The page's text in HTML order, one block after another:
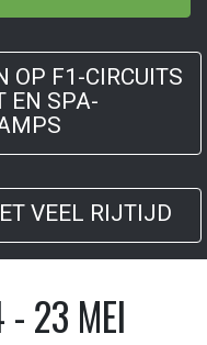
OP F1-CIRCUITS
EN SPA-
VEEL RIJTIJD
23 MEI